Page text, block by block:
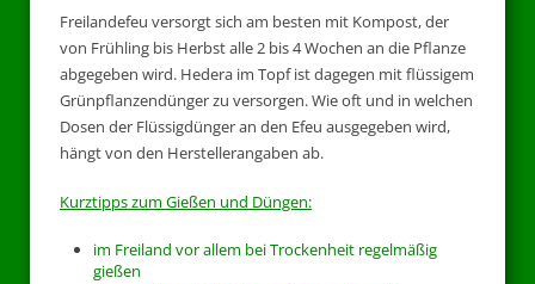
Freilandefeu versorgt sich am besten mit Kompost, der
von Frühling bis Herbst alle 2 bis 4 Wochen an die Pflanze
abgegeben wird. Hedera im Topf ist dagegen mit flüssigem
Grünpflanzendünger zu versorgen. Wie oft und in welchen
Dosen der Flüssigdünger an den Efeu ausgegeben wird,
hängt von den Herstellerangaben ab.
Kurztipps zum Gießen und Düngen:
im Freiland vor allem bei Trockenheit regelmäßig
gießen